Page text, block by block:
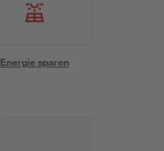
Energie sparen